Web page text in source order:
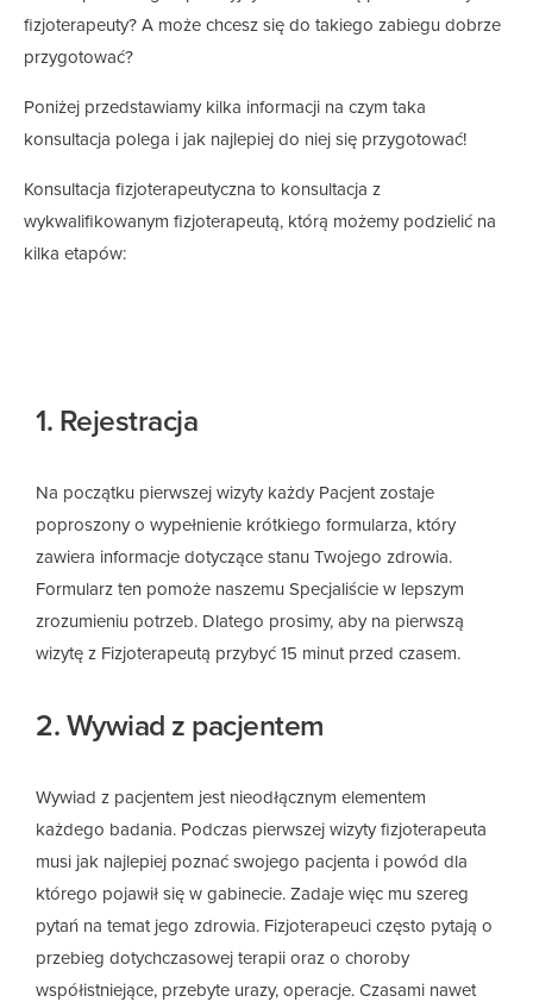
fizjoterapeuty? A może chcesz się do takiego zabiegu dobrze
przygotować?
Poniżej przedstawiamy kilka informacji na czym taka
konsultacja polega i jak najlepiej do niej się przygotować!
Konsultacja fizjoterapeutyczna to konsultacja z
wykwalifikowanym fizjoterapeutą, którą możemy podzielić na
kilka etapów:
1. Rejestracja
Na początku pierwszej wizyty każdy Pacjent zostaje
poproszony o wypełnienie krótkiego formularza, który
zawiera informacje dotyczące stanu Twojego zdrowia.
Formularz ten pomoże naszemu Specjaliście w lepszym
zrozumieniu potrzeb. Dlatego prosimy, aby na pierwszą
wizytę z Fizjoterapeutą przybyć 15 minut przed czasem.
2. Wywiad z pacjentem
Wywiad z pacjentem jest nieodłącznym elementem
każdego badania. Podczas pierwszej wizyty fizjoterapeuta
musi jak najlepiej poznać swojego pacjenta i powód dla
którego pojawił się w gabinecie. Zadaje więc mu szereg
pytań na temat jego zdrowia. Fizjoterapeuci często pytają o
przebieg dotychczasowej terapii oraz o choroby
współistniejące, przebyte urazy, operacje. Czasami nawet